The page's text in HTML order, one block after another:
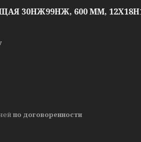
30НЖ99НЖ, 600 ММ,
по договоренности